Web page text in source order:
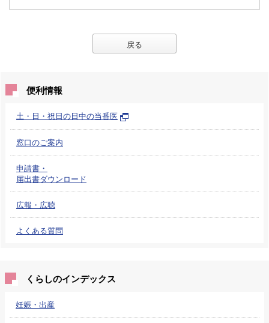
戻る
便利情報
土・日・祝日の日中の当番医
窓口のご案内
申請書・
届出書ダウンロード
広報・広聴
よくある質問
くらしのインデックス
妊娠・出産